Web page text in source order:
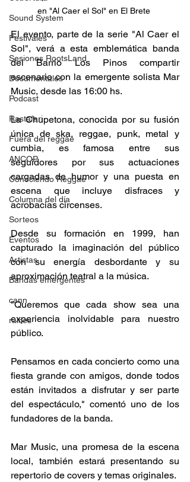
Sound System
Festivales
Sesiones RootsLand
Documentales
Podcast
Rastafari
Fuera del reggae
ANCOP
Conociendo Reggae
Columna del día
Sorteos
Eventos
Artistas
Bandas emergentes
cann
raices
en "Al Caer el Sol" en El Brete
El evento, parte de la serie "Al Caer el
Sol", verá a esta emblemática banda
del Barrio Los Pinos compartir
escenario con la emergente solista Mar
Music, desde las 16:00 hs.
La Chupetona, conocida por su fusión
única de ska, reggae, punk, metal y
cumbia, es famosa entre sus
seguidores por sus actuaciones
cargadas de humor y una puesta en
escena que incluye disfraces y
acrobacias circenses.
Desde su formación en 1999, han
capturado la imaginación del público
con su energía desbordante y su
aproximación teatral a la música.
"Queremos que cada show sea una
experiencia inolvidable para nuestro
público.
Pensamos en cada concierto como una
fiesta grande con amigos, donde todos
están invitados a disfrutar y ser parte
del espectáculo," comentó uno de los
fundadores de la banda.
Mar Music, una promesa de la escena
local, también estará presentando su
repertorio de covers y temas originales.